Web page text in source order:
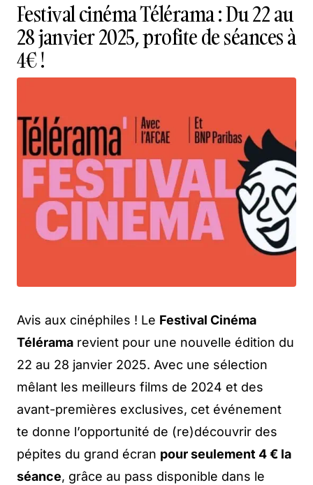
Festival cinéma Télérama : Du 22 au
28 janvier 2025, profite de séances à
4€ !
Avis aux cinéphiles ! Le Festival Cinéma
Télérama revient pour une nouvelle édition du
22 au 28 janvier 2025. Avec une sélection
mêlant les meilleurs films de 2024 et des
avant-premières exclusives, cet événement
te donne l’opportunité de (re)découvrir des
pépites du grand écran pour seulement 4 € la
séance, grâce au pass disponible dans le